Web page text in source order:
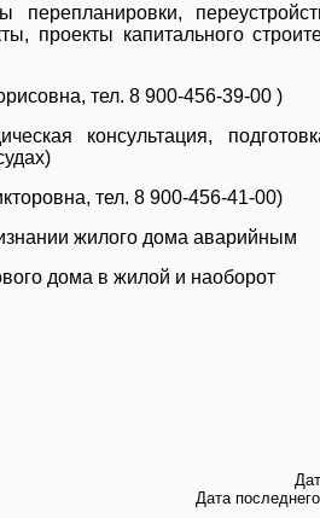
перепланировки,
проекты капитального
тел. 8 900-456-39-00 )
консультация,
тел. 8 900-456-41-00)
жилого дома аварийным
дома в жилой и наоборот
Дата